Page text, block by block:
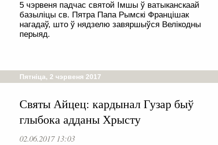
5 чэрвеня падчас святой Імшы ў ватыканскаай
базыліцы св. Пятра Папа Рымскі Францішак
нагадаў, што ў нядзелю завяршыўся Велікодны
перыяд.
Пятніца, 2 чэрвеня 2017
Святы Айцец: кардынал Гузар быў
глыбока адданы Хрысту
02.06.2017 13:03